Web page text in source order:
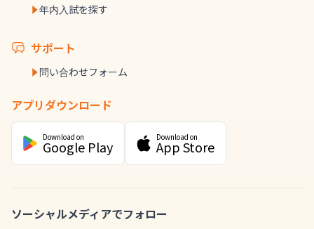
年内入試を探す
サポート
問い合わせフォーム
アプリダウンロード
Download on
Google Play
Download on
App Store
ソーシャルメディアでフォロー